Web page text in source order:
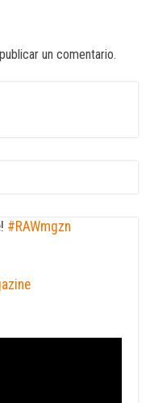
un comentario.
#RAWmgzn